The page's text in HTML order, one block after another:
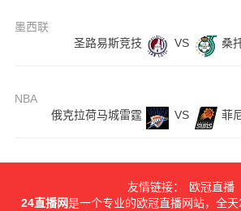
墨西联
圣路易斯竞技
VS 桑
NBA
俄克拉荷马城雷霆
VS 菲
友情链接：
欧冠直播
24直播网是一个专业的欧冠直播网站，全